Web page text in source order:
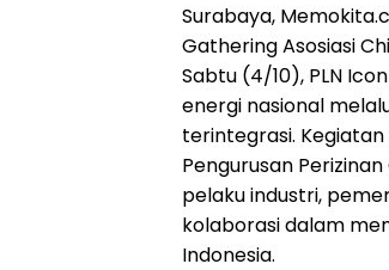
Surabaya,
Gathering Asosiasi
Sabtu (4/10), PLN
energi nasional
terintegrasi.
Pengurusan
pelaku industri,
kolaborasi dalam
Indonesia.